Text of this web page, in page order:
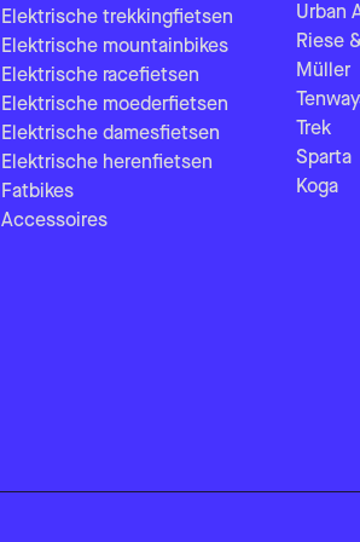
Elektrische trekkingfietsen
Elektrische mountainbikes
Elektrische racefietsen
Elektrische moederfietsen
Elektrische damesfietsen
Elektrische herenfietsen
Fatbikes
Accessoires
Urban
Riese
Müller
Trek
Sparta
Koga